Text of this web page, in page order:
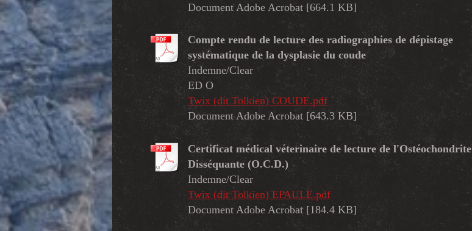
Document Adobe Acrobat [664.1 KB]
Compte rendu de lecture des radiographies de dépistage
systématique de la dysplasie du coude
Indemne/Clear
ED O
Twix (dit Tolkien) COUDE.pdf
Document Adobe Acrobat [643.3 KB]
Certificat médical véterinaire de lecture de l'Ostéochondrite
Disséquante (O.C.D.)
Indemne/Clear
Twix (dit Tolkien) EPAULE.pdf
Document Adobe Acrobat [184.4 KB]